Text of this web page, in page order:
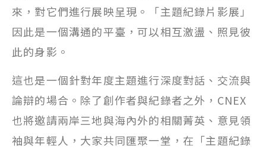
來，對它們進行展映呈現。「主題紀錄片影展」
因此是一個溝通的平臺，可以相互激盪、照見彼
此的身影。
這也是一個針對年度主題進行深度對話、交流與
論辯的場合。除了創作者與紀錄者之外，CNEX
也將邀請兩岸三地與海內外的相關菁英、意見領
袖與年輕人，大家共同匯聚一堂，在「主題紀錄